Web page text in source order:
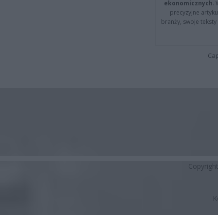
ekonomicznych.
precyzyjne
branży, swoje